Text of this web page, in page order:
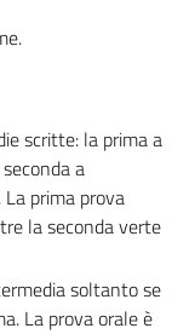
scritte: la prima a
a
prima prova
la seconda verte
soltanto se
La prova orale è